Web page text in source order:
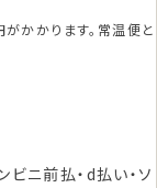
かかります。常温便と
ニ前払・d払い・ソ